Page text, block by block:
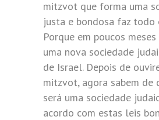
mitzvot que forma uma
justa e bondosa faz todo
Porque em poucos
uma nova sociedade
de Israel. Depois de
mitzvot, agora sabem de
será uma sociedade
acordo com estas leis